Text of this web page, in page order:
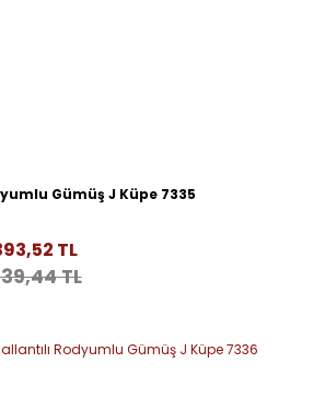
Gümüş J Küpe 7335
TL
TL